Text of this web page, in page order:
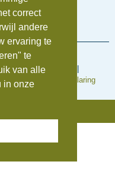
KvK: 84734876
Voorwaarden
| Privacyverklaring
correct
andere
ervaring te
te
van alle
in onze